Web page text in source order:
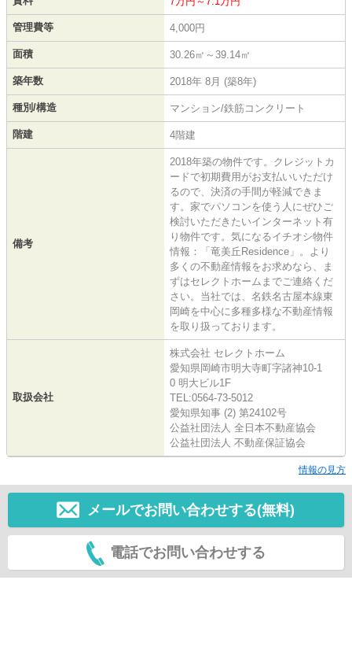
管理費等 4,000円
面積 30.26㎡～39.14㎡
築年数 2018年 8月 (築8年)
種別/構造 マンション/鉄筋コンクリート
階建 4階建
備考
2018年築の物件です。クレジットカ
ードで初期費用がお支払いいただけ
るので、決済の手間が軽減できま
す。家でパソコンを使う人にぜひご
検討いただきたいインターネット有
り物件です。気になるイチオシ物件
情報：「竜美丘Residence」。より
多くの不動産情報をお求めなら、ま
ずはセレクトホームまでご連絡くだ
さい。当社では、名鉄名古屋本線東
岡崎を中心に多種多様な不動産情報
を取り扱っております。
取扱会社
株式会社 セレクトホーム
愛知県岡崎市明大寺町字諸神10-1
0 明大ビル1F
TEL:0564-73-5012
愛知県知事 (2) 第24102号
公益社団法人 全日本不動産協会
公益社団法人 不動産保証協会
情報の見方
メールでお問い合わせする(無料)
電話でお問い合わせする